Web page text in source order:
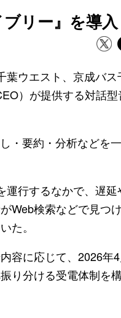
リー』を導入
ウエスト、京成バス
）が提供する対話
・要約・分析などを
行するなかで、遅延
Web検索などで見つ
た。
容に応じて、2026年
り分ける受電体制を構